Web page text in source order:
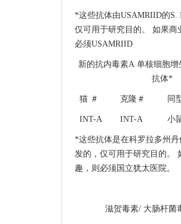
*这些抗体由USAMRIID的S.
仅可用于研究目的。 如果商
必须USAMRIID
新的抗内毒素A 单核细胞
抗体*
猫 ＃ 克隆＃ 同
INT-A INT-A 小
*这些抗体是在科罗拉多州
发的，仅可用于研究目的。
趣，则必须国立犹太医院。
滋贺毒素/ 大肠杆菌